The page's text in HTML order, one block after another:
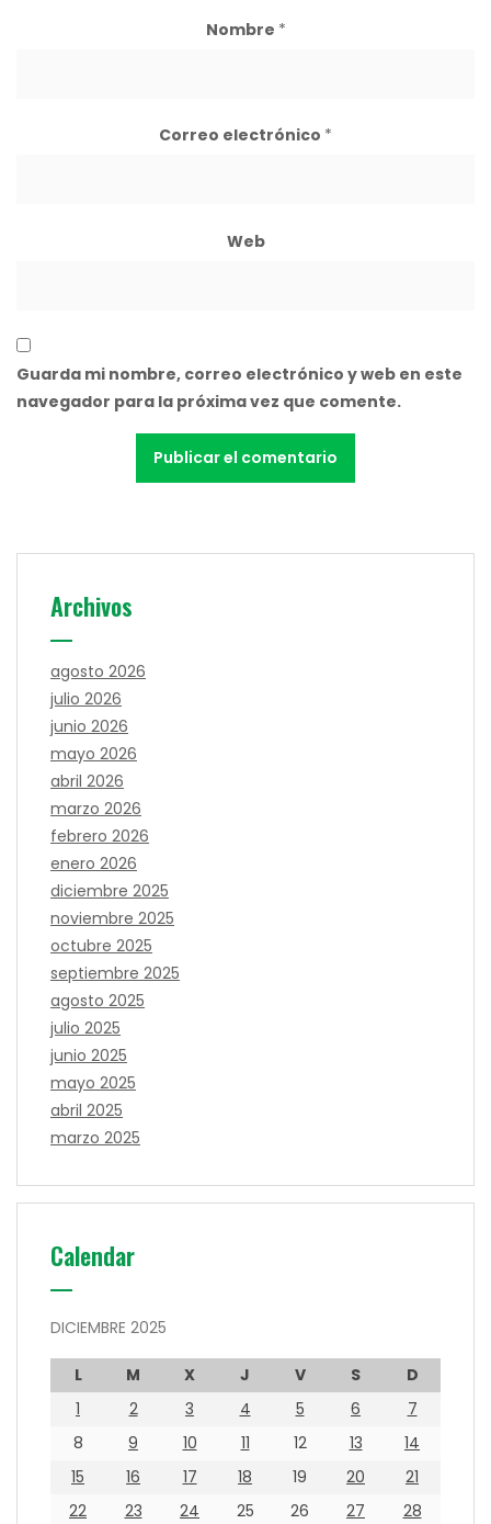
Nombre *
Correo electrónico *
Web
Guarda mi nombre, correo electrónico y web en este
navegador para la próxima vez que comente.
Archivos
agosto 2026
julio 2026
junio 2026
mayo 2026
abril 2026
marzo 2026
febrero 2026
enero 2026
diciembre 2025
noviembre 2025
octubre 2025
septiembre 2025
agosto 2025
julio 2025
junio 2025
mayo 2025
abril 2025
marzo 2025
Calendar
DICIEMBRE 2025
L M X J V S
D
1
2 3 4 5 6
7
8
9 10 11 12 13
14
15
16 17 18 19 20
21
22
23 24 25 26 27
28